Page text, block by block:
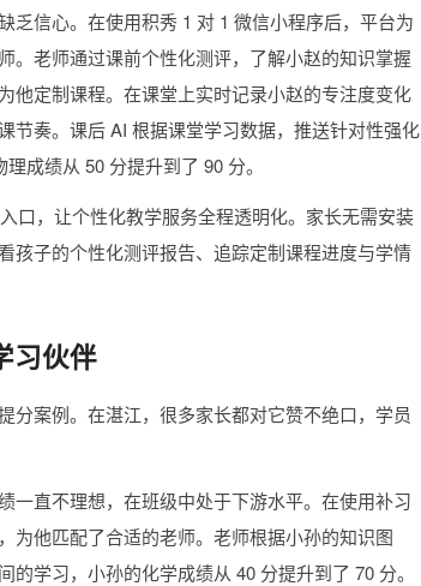
乏信心。在使用积秀 1 对 1 微信小程序后，平台为
。老师通过课前个性化测评，了解小赵的知识掌握
他定制课程。在课堂上实时记录小赵的专注度变化
节奏。课后 AI 根据课堂学习数据，推送针对性强化
成绩从 50 分提升到了 90 分。
口，让个性化教学服务全程透明化。家长无需安装
孩子的个性化测评报告、追踪定制课程进度与学情
习伙伴
分案例。在湛江，很多家长都对它赞不绝口，学员
一直不理想，在班级中处于下游水平。在使用补习
为他匹配了合适的老师。老师根据小孙的知识图
学习，小孙的化学成绩从 40 分提升到了 70 分。